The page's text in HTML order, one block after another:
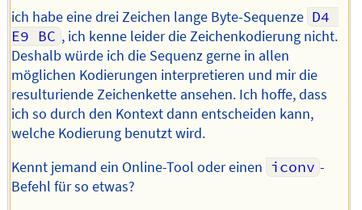
ich habe eine drei Zeichen lange Byte-Sequenze D4
E9 BC , ich kenne leider die Zeichenkodierung nicht.
Deshalb würde ich die Sequenz gerne in allen
möglichen Kodierungen interpretieren und mir die
resulturiende Zeichenkette ansehen. Ich hoffe, dass
ich so durch den Kontext dann entscheiden kann,
welche Kodierung benutzt wird.
Kennt jemand ein Online-Tool oder einen iconv -
Befehl für so etwas?